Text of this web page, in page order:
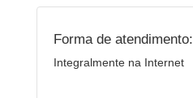
Forma de atendimento:
Integralmente na Internet